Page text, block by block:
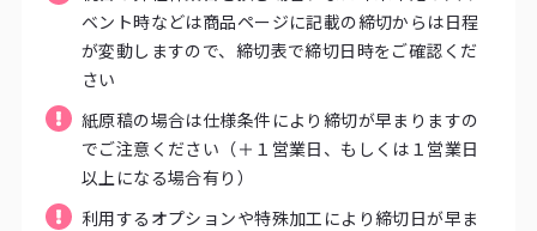
ベント時などは商品ページに記載の締切からは日程
が変動しますので、締切表で締切日時をご確認くだ
さい
紙原稿の場合は仕様条件により締切が早まりますの
でご注意ください（＋１営業日、もしくは１営業日
以上になる場合有り）
利用するオプションや特殊加工により締切日が早ま